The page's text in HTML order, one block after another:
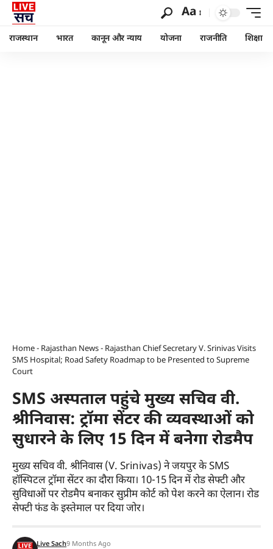
Aa
राजस्थान भारत कानून और न्याय योजना राजनीति शिक्षा
Home- Rajasthan News- Rajasthan Chief Secretary V. Srinivas Visits
SMS Hospital; Road Safety Roadmap to be Presented to Supreme
Court
SMS अस्पताल पहुंचे मुख्य सचिव वी.
श्रीनिवास: ट्रॉमा सेंटर की व्यवस्थाओं को
सुधारने के लिए 15 दिन में बनेगा रोडमैप
मुख्य सचिव वी. श्रीनिवास (V. Srinivas) ने जयपुर के SMS
हॉस्पिटल ट्रॉमा सेंटर का दौरा किया। 10-15 दिन में रोड सेफ्टी और
सुविधाओं पर रोडमैप बनाकर सुप्रीम कोर्ट को पेश करने का ऐलान। रोड
सेफ्टी फंड के इस्तेमाल पर दिया जोर।
Live Sach9 Months Ago